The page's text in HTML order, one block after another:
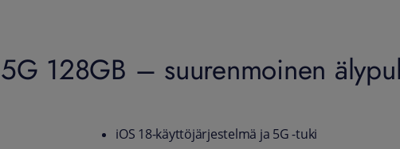
128GB – suurenmoinen
iOS 18-käyttöjärjestelmä ja 5G -tuki